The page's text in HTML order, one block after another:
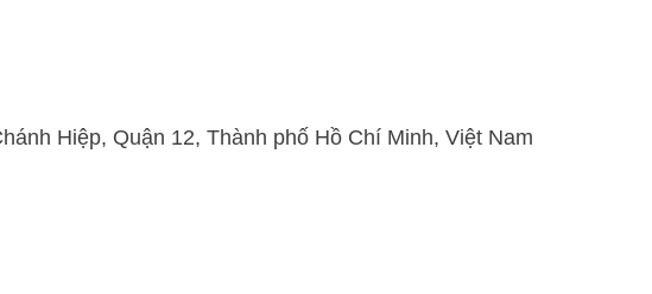
Hiệp, Quận 12, Thành phố Hồ Chí Minh, Việt Nam